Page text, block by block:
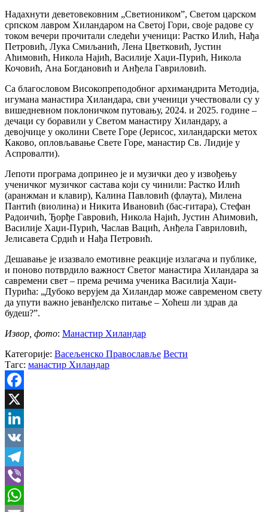
Надахнути деветовековним „Светиоником”, Светом царском
српском лавром Хиландаром на Светој Гори, своје радове су
током вечери прочитали следећи ученици: Растко Илић, Нађа
Петровић, Лука Смиљанић, Лена Цветковић, Јустин
Аћимовић, Никола Најић, Василије Хаџи-Пурић, Никола
Кочовић, Ана Богдановић и Анђела Гавриловић.
Са благословом Високопреподобног архимандрита Методија,
игумана манастира Хиландара, сви ученици учествовали су у
вишедневном поклоничком путовању, 2024. и 2025. године –
дечаци су боравили у Светом манастиру Хиландару, а
девојчице у околини Свете Горе (Јерисос, хиландарски метох
Каково, опловљавање Свете Горе, манастир Св. Лидије у
Аспровалти).
Лепоти програма допринео је и музички део у извођењу
ученичког музичког састава који су чинили: Растко Илић
(аранжман и клавир), Калина Павловић (флаута), Милена
Пантић (виолина) и Никита Ивановић (бас-гитара), Стефан
Радоичић, Ђорђе Гавровић, Никола Најић, Јустин Аћимовић,
Василије Хаџи-Пурић, Часлав Вацић, Анђела Гавриловић,
Јелисавета Срдић и Нађа Петровић.
Дешавање је изазвало емотивне реакције излагача и публике,
и поново потврдило важност Светог манастира Хиландара за
савремени свет – према речима ученика Василија Хаџи-
Пурића: „Дубоко верујем да Хиландар може савременом свету
да упути важно јеванђелско питање – Хоћеш ли здрав да
будеш?”.
Извор, фото: Манастир Хиландар
Категорије: Васељенско Православље Вести
Тагс: манастир Хиландар
Facebook
X
LinkedIn
VK
Telegram
Viber